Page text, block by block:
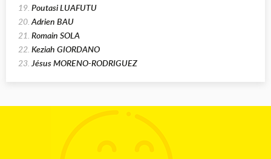
19. Poutasi LUAFUTU
20.Adrien BAU
21. Romain SOLA
22. Keziah GIORDANO
23.Jésus MORENO-RODRIGUEZ